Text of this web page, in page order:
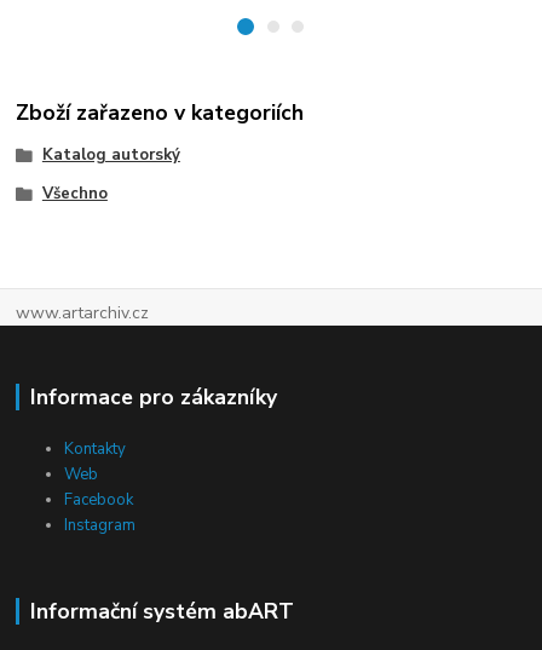
Zboží zařazeno v kategoriích
Katalog autorský
Všechno
www.artarchiv.cz
Informace pro zákazníky
Kontakty
Web
Facebook
Instagram
Informační systém abART